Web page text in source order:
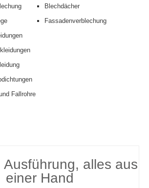
Blechdächer
Fassadenverblechung
Fallrohre
Ausführung, alles aus
einer Hand